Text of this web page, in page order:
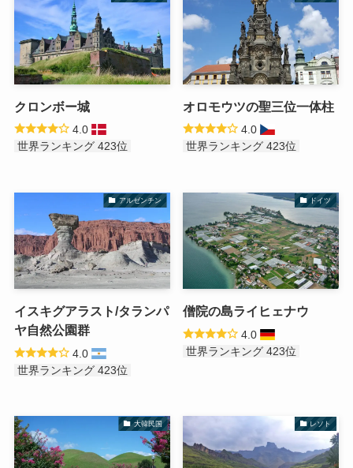
クロンボー城
4.0
世界ランキング 423位
オロモウツの聖三位一体柱
4.0
世界ランキング 423位
アルゼンチン
イスキグアラスト/タランパ
ヤ自然公園群
4.0
世界ランキング 423位
ドイツ
僧院の島ライヒェナウ
4.0
世界ランキング 423位
大韓民国 レソト